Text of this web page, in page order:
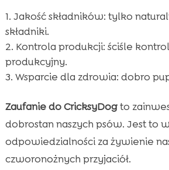
Jakość składników: tylko
składniki.
Kontrola produkcji: ściśle
produkcyjny.
Wsparcie dla zdrowia: dobro
Zaufanie do CricksyDogto
dobrostan naszych psów. Jest to
odpowiedzialności za żywienie
czworonożnych przyjaciół.